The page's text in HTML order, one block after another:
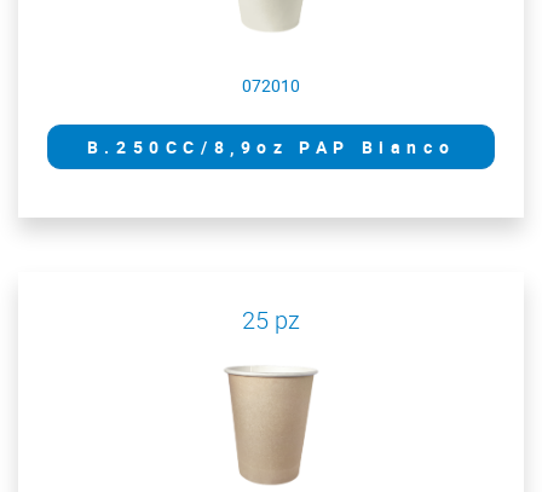
072010
B.250CC/8,9oz PAP Bianco
25 pz